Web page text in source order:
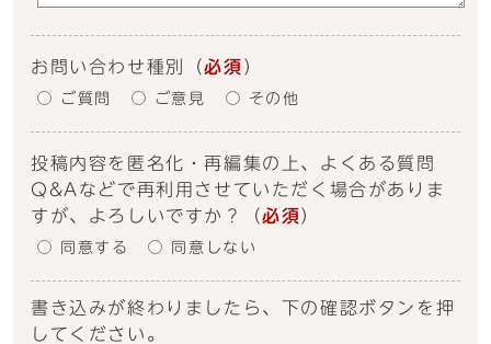
お問い合わせ種別 （必須 ）
ご質問 ご意見 その他
投稿内容を匿名化・再編集の上、よくある質問
Q&Aなどで再利用させていただく場合がありま
すが、よろしいですか？
（必須 ）
同意する 同意しない
書き込みが終わりましたら、下の確認ボタンを押
してください。